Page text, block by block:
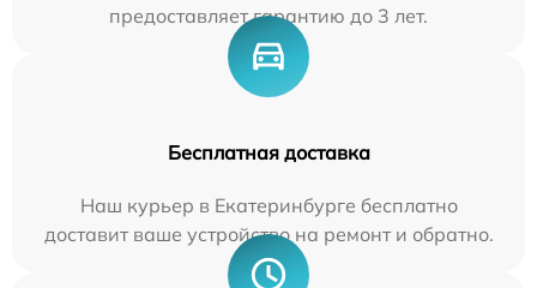
предоставляет гарантию до 3 лет.
Бесплатная доставка
Наш курьер в Екатеринбурге бесплатно
доставит ваше устройство на ремонт и обратно.